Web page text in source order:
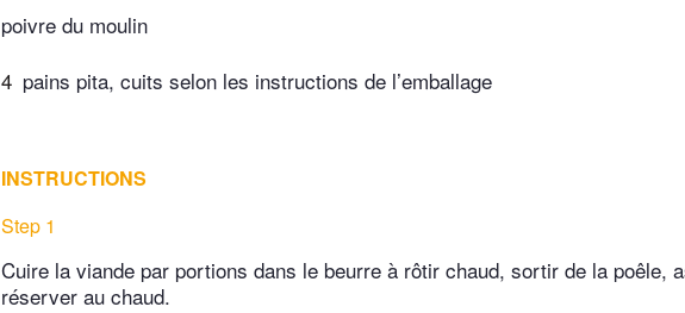
poivre du moulin
4 pains pita, cuits selon les instructions de l’emballage
INSTRUCTIONS
Step 1
Cuire la viande par portions dans le beurre à rôtir chaud, sortir de la poêle,
réserver au chaud.